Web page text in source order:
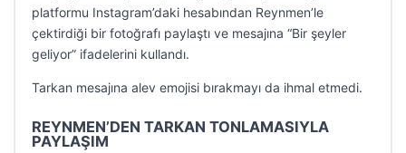
platformu Instagram’daki hesabından Reynmen’le
çektirdiği bir fotoğrafı paylaştı ve mesajına “Bir şeyler
geliyor” ifadelerini kullandı.
Tarkan mesajına alev emojisi bırakmayı da ihmal etmedi.
REYNMEN’DEN TARKAN TONLAMASIYLA
PAYLAŞIM